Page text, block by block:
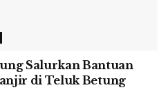
Salurkan Bantuan
di Teluk Betung